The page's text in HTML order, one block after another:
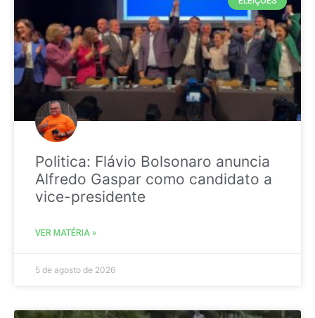
Politica: Flávio Bolsonaro anuncia
Alfredo Gaspar como candidato a
vice-presidente
VER MATÉRIA »
5 de agosto de 2026